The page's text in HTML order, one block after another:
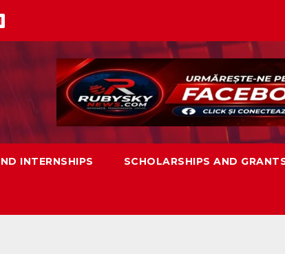
INTERNSHIPS SCHOLARSHIPS AND